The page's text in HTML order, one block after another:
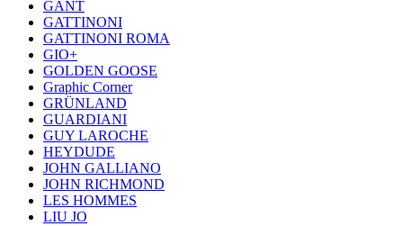
GANT
GATTINONI
GATTINONI ROMA
GIO+
GOLDEN GOOSE
Graphic Corner
GRÜNLAND
GUARDIANI
GUY LAROCHE
HEYDUDE
JOHN GALLIANO
JOHN RICHMOND
LES HOMMES
LIU JO